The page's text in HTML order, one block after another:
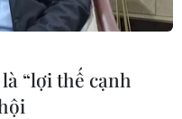
“lợi thế cạnh